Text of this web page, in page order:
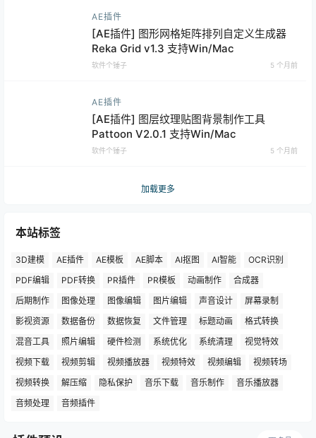
AE插件
[AE插件] 图形网格矩阵排列自定义生成器
Reka Grid v1.3 支持Win/Mac
软件个锤子 5 个月前
AE插件
[AE插件] 图层纹理贴图背景制作工具
Pattoon V2.0.1 支持Win/Mac
软件个锤子 5 个月前
加载更多
本站标签
3D建模 AE插件 AE模板 AE脚本 AI抠图 AI智能
OCR识别
PDF编辑
PDF转换 PR插件 PR模板 动画制作
合成器
后期制作
图像处理 图像编辑 图片编辑 声音设计
屏幕录制
影视资源
数据备份 数据恢复 文件管理 标题动画
格式转换
混音工具
照片编辑 硬件检测 系统优化 系统清理
视觉特效
视频下载
视频剪辑 视频播放器 视频特效 视频编辑
视频转场
视频转换
解压缩 隐私保护 音乐下载 音乐制作
音乐播放器
音频处理
音频插件